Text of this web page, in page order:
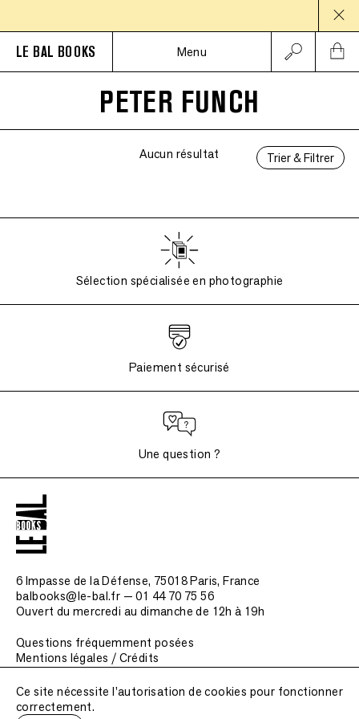
LE BAL BOOKS Menu
PETER FUNCH
Trier & Filtrer
Aucun résultat
Sélection spécialisée en photographie
Paiement sécurisé
Une question ?
6 Impasse de la Défense, 75018 Paris, France
balbooks@le-bal.fr — 01 44 70 75 56
Ouvert du mercredi au dimanche de 12h à 19h
Questions fréquemment posées
Mentions légales / Crédits
Soumettre une publication
Ce site nécessite l'autorisation de cookies pour fonctionner
correctement.